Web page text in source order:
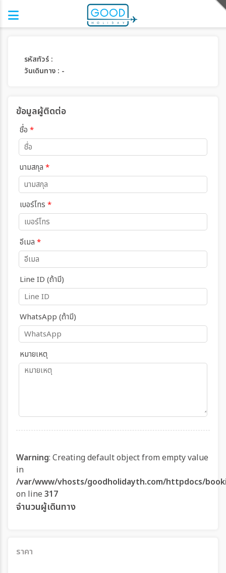
รหัสทัวร์ :
วันเดินทาง : -
ข้อมูลผู้ติดต่อ
ชื่อ *
นามสกุล *
เบอร์โทร *
อีเมล *
Line ID (ถ้ามี)
WhatsApp (ถ้ามี)
หมายเหตุ
Warning: Creating default object from empty value
in
/var/www/vhosts/goodholidayth.com/httpdocs/
on line 317
จำนวนผู้เดินทาง
ราคา